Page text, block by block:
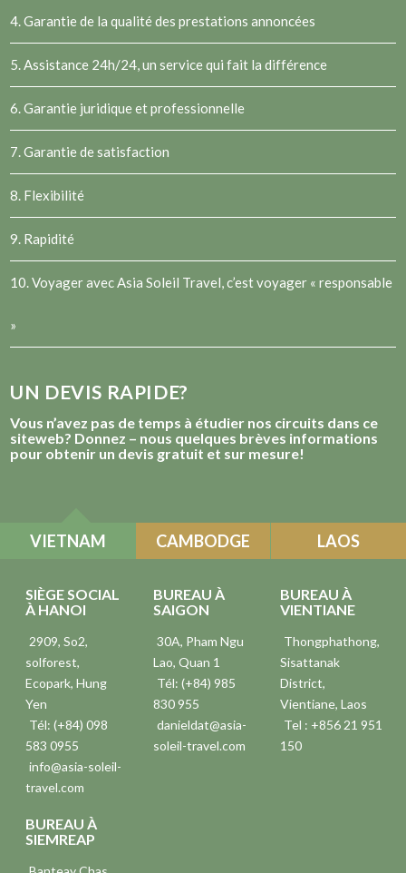
4. Garantie de la qualité des prestations annoncées
5. Assistance 24h/24, un service qui fait la différence
6. Garantie juridique et professionnelle
7. Garantie de satisfaction
8. Flexibilité
9. Rapidité
10. Voyager avec Asia Soleil Travel, c’est voyager « responsable
»
UN DEVIS RAPIDE?
Vous n’avez pas de temps à étudier nos circuits dans ce
siteweb? Donnez – nous quelques brèves informations
pour obtenir un devis gratuit et sur mesure!
VIETNAM CAMBODGE LAOS
SIÈGE SOCIAL
À HANOI
2909, So2,
solforest,
Ecopark, Hung
Yen
Tél: (+84) 098
583 0955
info@asia-soleil-
travel.com
BUREAU À
SAIGON
30A, Pham Ngu
Lao, Quan 1
Tél: (+84) 985
830 955
danieldat@asia-
soleil-travel.com
BUREAU À
VIENTIANE
Thongphathong,
Sisattanak
District,
Vientiane, Laos
Tel : +856 21 951
150
BUREAU À
SIEMREAP